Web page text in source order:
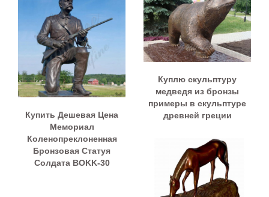
Купить Дешевая Цена
Мемориал
Коленопреклоненная
Бронзовая Статуя
Солдата BOKK-30
Куплю скульптуру
медведя из бронзы
примеры в скульптуре
древней греции